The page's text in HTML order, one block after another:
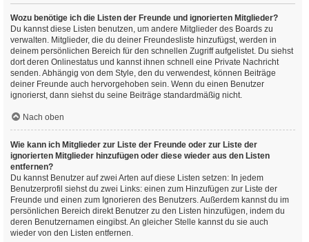
Wozu benötige ich die Listen der Freunde und ignorierten Mitglieder?
Du kannst diese Listen benutzen, um andere Mitglieder des Boards zu
verwalten. Mitglieder, die du deiner Freundesliste hinzufügst, werden in
deinem persönlichen Bereich für den schnellen Zugriff aufgelistet. Du siehst
dort deren Onlinestatus und kannst ihnen schnell eine Private Nachricht
senden. Abhängig von dem Style, den du verwendest, können Beiträge
deiner Freunde auch hervorgehoben sein. Wenn du einen Benutzer
ignorierst, dann siehst du seine Beiträge standardmäßig nicht.
Nach oben
Wie kann ich Mitglieder zur Liste der Freunde oder zur Liste der
ignorierten Mitglieder hinzufügen oder diese wieder aus den Listen
entfernen?
Du kannst Benutzer auf zwei Arten auf diese Listen setzen: In jedem
Benutzerprofil siehst du zwei Links: einen zum Hinzufügen zur Liste der
Freunde und einen zum Ignorieren des Benutzers. Außerdem kannst du im
persönlichen Bereich direkt Benutzer zu den Listen hinzufügen, indem du
deren Benutzernamen eingibst. An gleicher Stelle kannst du sie auch
wieder von den Listen entfernen.